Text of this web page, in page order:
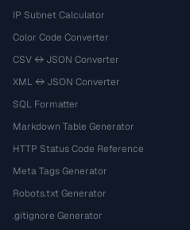
IP Subnet Calculator
Color Code Converter
CSV ↔ JSON Converter
XML ↔ JSON Converter
SQL Formatter
Markdown Table Generator
HTTP Status Code Reference
Meta Tags Generator
Robots.txt Generator
.gitignore Generator